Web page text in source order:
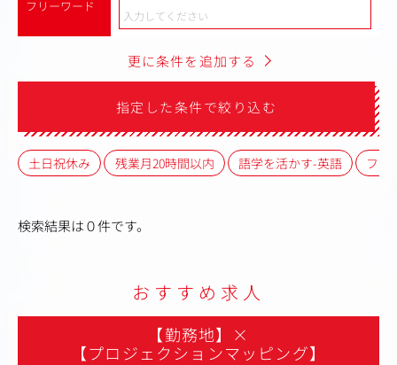
フリーワード
更に条件を追加する
指定した条件で絞り込む
土日祝休み 残業月20時間以内 語学を活かす-英語 フレ
検索結果は０件です。
おすすめ求人
【勤務地】
×
【プロジェクションマッピング】